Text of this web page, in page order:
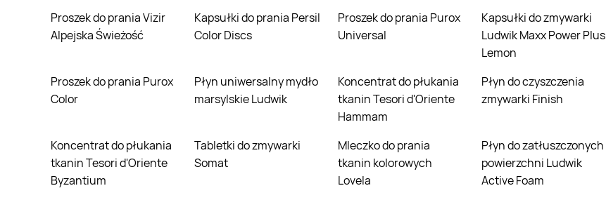
Proszek do prania Vizir
Alpejska Świeżość
Kapsułki do prania Persil
Color Discs
Proszek do prania Purox
Universal
Kapsułki do zmywarki
Ludwik Maxx Power Plus
Lemon
Proszek do prania Purox
Color
Płyn uniwersalny mydło
marsylskie Ludwik
Koncentrat do płukania
tkanin Tesori d'Oriente
Hammam
Płyn do czyszczenia
zmywarki Finish
Koncentrat do płukania
tkanin Tesori d'Oriente
Byzantium
Tabletki do zmywarki
Somat
Mleczko do prania
tkanin kolorowych
Lovela
Płyn do zatłuszczonych
powierzchni Ludwik
Active Foam